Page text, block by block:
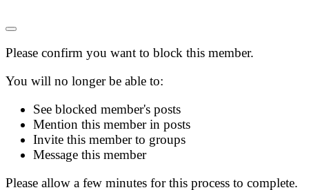
Please confirm you want to block this member.
You will no longer be able to:
See blocked member's posts
Mention this member in posts
Invite this member to groups
Message this member
Please allow a few minutes for this process to complete.